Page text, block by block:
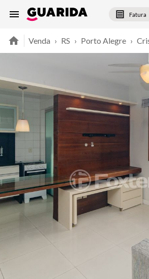
Fatura
Venda › RS › Porto Alegre ›